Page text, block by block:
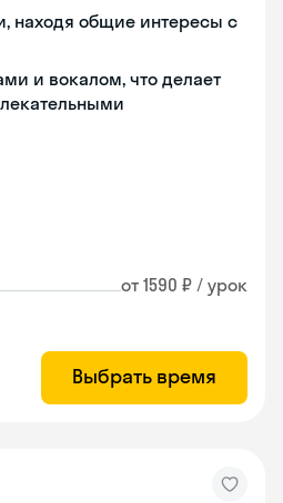
находя общие интересы с
и вокалом, что делает
от 1590 ₽ / урок
Выбрать время